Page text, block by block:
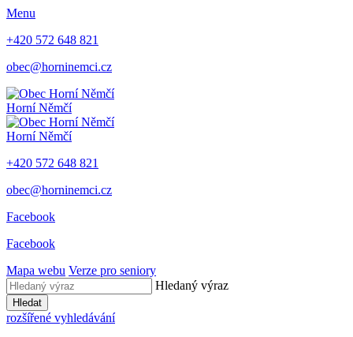
Menu
+420 572 648 821
obec@horninemci.cz
Horní Němčí
Horní Němčí
+420 572 648 821
obec@horninemci.cz
Facebook
Facebook
Mapa webu Verze pro seniory
Hledaný výraz
Hledat
rozšířené vyhledávání